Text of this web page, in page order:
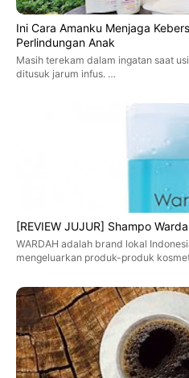
Ini Cara Amanku Menjaga
Perlindungan Anak
Masih terekam dalam ingatan saat
ditusuk jarum infus. …
[REVIEW JUJUR] Shampo
WARDAH adalah brand lokal
mengeluarkan produk-produk